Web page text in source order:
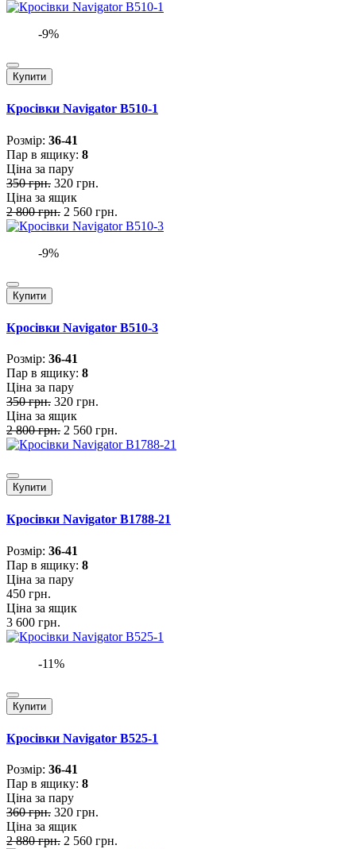
-9%
Купити
Кросівки Navigator B510-1
Розмiр: 36-41
Пар в ящику: 8
Ціна за пару
350 грн. 320 грн.
Ціна за ящик
2 800 грн. 2 560 грн.
-9%
Купити
Кросівки Navigator B510-3
Розмiр: 36-41
Пар в ящику: 8
Ціна за пару
350 грн. 320 грн.
Ціна за ящик
2 800 грн. 2 560 грн.
Купити
Кросівки Navigator B1788-21
Розмiр: 36-41
Пар в ящику: 8
Ціна за пару
450 грн.
Ціна за ящик
3 600 грн.
-11%
Купити
Кросівки Navigator B525-1
Розмiр: 36-41
Пар в ящику: 8
Ціна за пару
360 грн. 320 грн.
Ціна за ящик
2 880 грн. 2 560 грн.